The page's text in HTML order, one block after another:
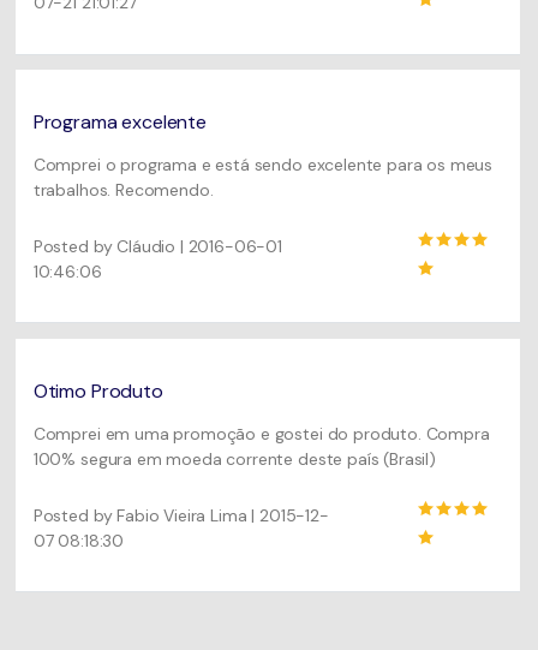
Programa excelente
Comprei o programa e está sendo excelente para os meus
trabalhos. Recomendo.
Posted by Cláudio | 2016-06-01
10:46:06
Otimo Produto
Comprei em uma promoção e gostei do produto. Compra
100% segura em moeda corrente deste país (Brasil)
Posted by Fabio Vieira Lima | 2015-12-
07 08:18:30